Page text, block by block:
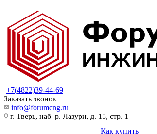
+7(4822)39-44-69
Заказать звонок
info@forumeng.ru
г. Тверь, наб. р. Лазури, д. 15, стр. 1
Как купить